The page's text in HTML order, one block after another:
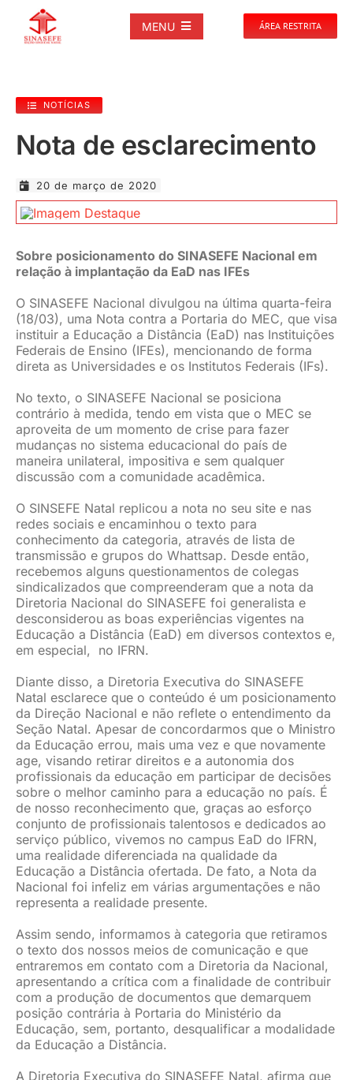
MENU
NOTÍCIAS
DOCUMENTOS
GALERIAS
EVENTOS
CLUBE
CONTATO
ÁREA RESTRITA
NOTÍCIAS
Nota de esclarecimento
20 de março de 2020
Sobre posicionamento do SINASEFE Nacional em
relação à implantação da EaD nas IFEs
O SINASEFE Nacional divulgou na última quarta-feira
(18/03), uma Nota contra a Portaria do MEC, que visa
instituir a Educação a Distância (EaD) nas Instituições
Federais de Ensino (IFEs), mencionando de forma
direta as Universidades e os Institutos Federais (IFs).
No texto, o SINASEFE Nacional se posiciona
contrário à medida, tendo em vista que o MEC se
aproveita de um momento de crise para fazer
mudanças no sistema educacional do país de
maneira unilateral, impositiva e sem qualquer
discussão com a comunidade acadêmica.
O SINSEFE Natal replicou a nota no seu site e nas
redes sociais e encaminhou o texto para
conhecimento da categoria, através de lista de
transmissão e grupos do Whattsap. Desde então,
recebemos alguns questionamentos de colegas
sindicalizados que compreenderam que a nota da
Diretoria Nacional do SINASEFE foi generalista e
desconsiderou as boas experiências vigentes na
Educação a Distância (EaD) em diversos contextos e,
em especial, no IFRN.
Diante disso, a Diretoria Executiva do SINASEFE
Natal esclarece que o conteúdo é um posicionamento
da Direção Nacional e não reflete o entendimento da
Seção Natal. Apesar de concordarmos que o Ministro
da Educação errou, mais uma vez e que novamente
age, visando retirar direitos e a autonomia dos
profissionais da educação em participar de decisões
sobre o melhor caminho para a educação no país. É
de nosso reconhecimento que, graças ao esforço
conjunto de profissionais talentosos e dedicados ao
serviço público, vivemos no campus EaD do IFRN,
uma realidade diferenciada na qualidade da
Educação a Distância ofertada. De fato, a Nota da
Nacional foi infeliz em várias argumentações e não
representa a realidade presente.
Assim sendo, informamos à categoria que retiramos
o texto dos nossos meios de comunicação e que
entraremos em contato com a Diretoria da Nacional,
apresentando a crítica com a finalidade de contribuir
com a produção de documentos que demarquem
posição contrária à Portaria do Ministério da
Educação, sem, portanto, desqualificar a modalidade
da Educação a Distância.
A Diretoria Executiva do SINASEFE Natal, afirma que